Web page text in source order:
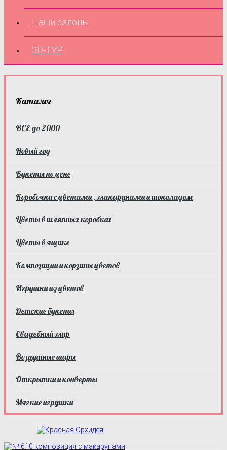
Наши салоны
3D-ТУР
Каталог
ВСЕ до 2000
Новый год
Букеты по цене
Коробочки с цветами , макарунами и шоколадом
Цветы в шляпных коробках
Цветы в ящике
Композиции и корзины цветов
Игрушки из цветов
Детские букеты
Свадебный мир
Воздушные шары
Открытки и конверты
Мягкие игрушки